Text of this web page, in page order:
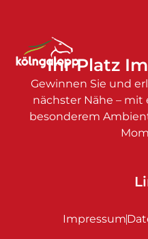
Ihr Platz
Gewinnen Sie und
nächster Nähe – mit
besonderem
Impressum